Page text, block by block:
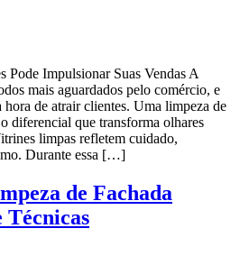
Pode Impulsionar Suas Vendas A
mais aguardados pelo comércio, e
hora de atrair clientes. Uma limpeza de
diferencial que transforma olhares
limpas refletem cuidado,
Durante essa […]
de Fachada
Técnicas